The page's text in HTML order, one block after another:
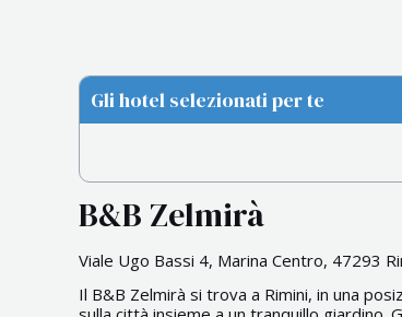
Gli hotel selezionati per te
B&B Zelmirà
Viale Ugo Bassi 4, Marina Centro, 47293
Il B&B Zelmirà si trova a Rimini, in una